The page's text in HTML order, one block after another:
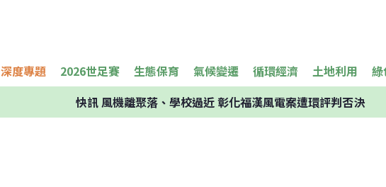
深度專題 2026世足賽 生態保育 氣候變遷 循環經濟 土地利用
快訊風機離聚落、學校過近 彰化福漢風電案遭環評判否決